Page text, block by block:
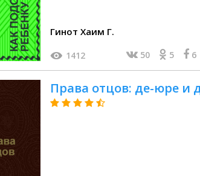
Гинот Хаим Г.
1412 50 5 6
Права отцов: де-юре и